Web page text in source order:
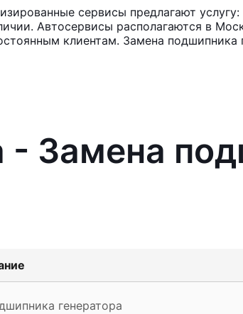
сервисы предлагают
Автосервисы располагаются в
клиентам. Замена
- Замена
генератора